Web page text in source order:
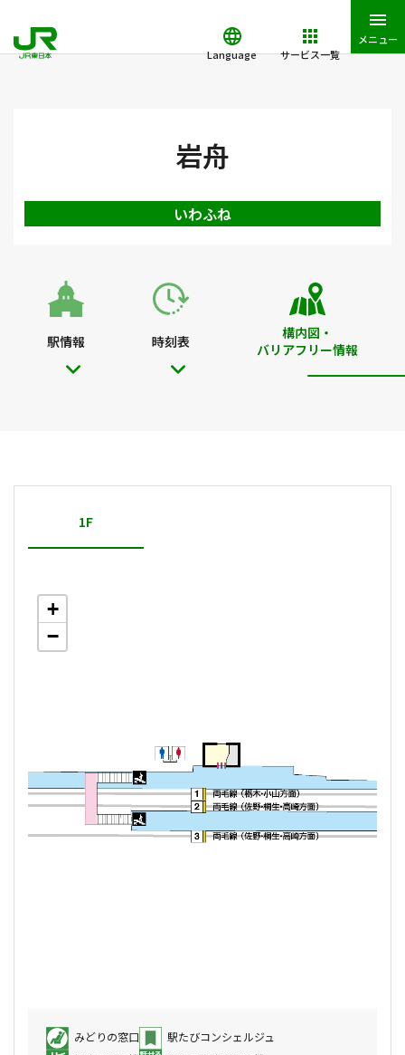
Language サービス一覧
メニュー
岩舟
いわふね
駅情報 時刻表
構内図・
バリアフリー情報
1F
+
−
みどりの窓口
駅たびコンシェルジュ